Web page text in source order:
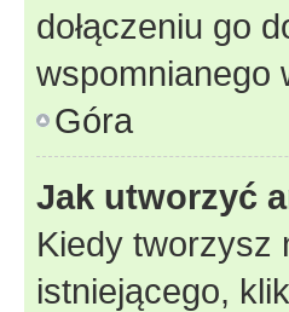
dołączeniu go
wspomnianego
Góra
Jak utworzyć
Kiedy tworzysz
istniejącego,